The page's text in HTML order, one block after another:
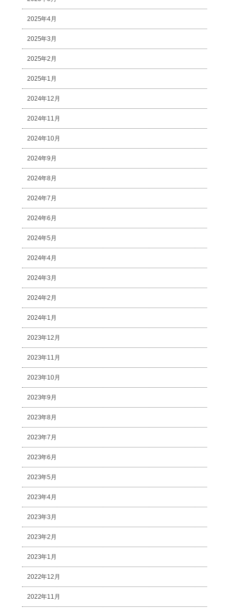
2025年4月
2025年3月
2025年2月
2025年1月
2024年12月
2024年11月
2024年10月
2024年9月
2024年8月
2024年7月
2024年6月
2024年5月
2024年4月
2024年3月
2024年2月
2024年1月
2023年12月
2023年11月
2023年10月
2023年9月
2023年8月
2023年7月
2023年6月
2023年5月
2023年4月
2023年3月
2023年2月
2023年1月
2022年12月
2022年11月